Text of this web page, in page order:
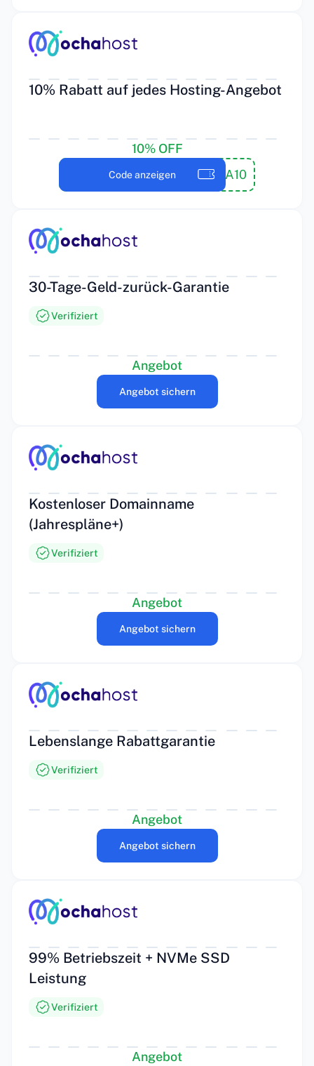
10% Rabatt auf jedes Hosting-Angebot
10% OFF
MOCHA10
Code anzeigen
30-Tage-Geld-zurück-Garantie
Verifiziert
Angebot
Angebot sichern
Kostenloser Domainname
(Jahrespläne+)
Verifiziert
Angebot
Angebot sichern
Lebenslange Rabattgarantie
Verifiziert
Angebot
Angebot sichern
99% Betriebszeit + NVMe SSD
Leistung
Verifiziert
Angebot